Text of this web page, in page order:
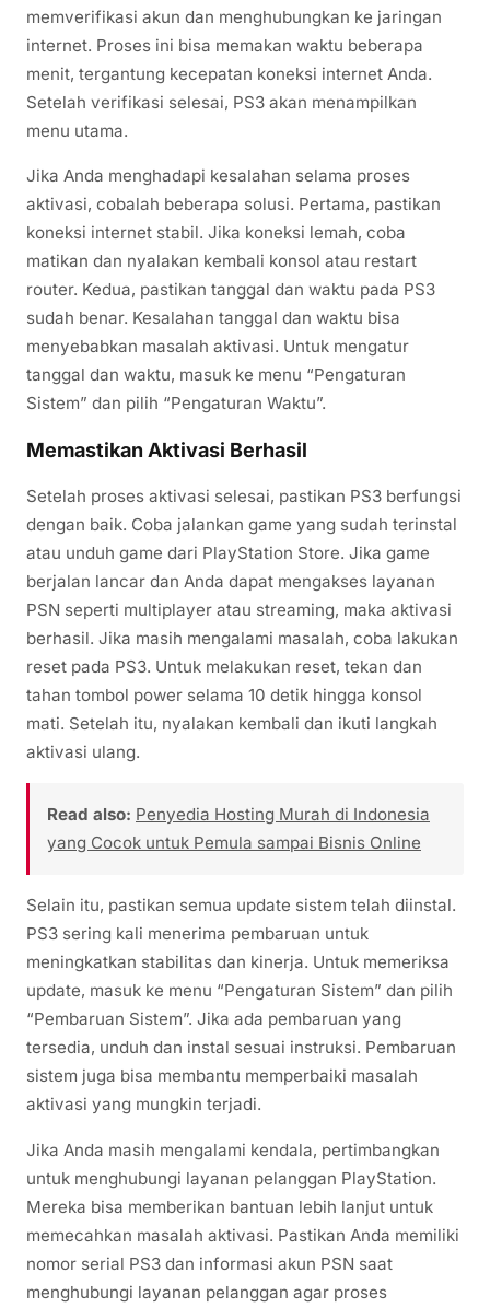
memverifikasi akun dan menghubungkan ke jaringan
internet. Proses ini bisa memakan waktu beberapa
menit, tergantung kecepatan koneksi internet Anda.
Setelah verifikasi selesai, PS3 akan menampilkan
menu utama.
Jika Anda menghadapi kesalahan selama proses
aktivasi, cobalah beberapa solusi. Pertama, pastikan
koneksi internet stabil. Jika koneksi lemah, coba
matikan dan nyalakan kembali konsol atau restart
router. Kedua, pastikan tanggal dan waktu pada PS3
sudah benar. Kesalahan tanggal dan waktu bisa
menyebabkan masalah aktivasi. Untuk mengatur
tanggal dan waktu, masuk ke menu “Pengaturan
Sistem” dan pilih “Pengaturan Waktu”.
Memastikan Aktivasi Berhasil
Setelah proses aktivasi selesai, pastikan PS3 berfungsi
dengan baik. Coba jalankan game yang sudah terinstal
atau unduh game dari PlayStation Store. Jika game
berjalan lancar dan Anda dapat mengakses layanan
PSN seperti multiplayer atau streaming, maka aktivasi
berhasil. Jika masih mengalami masalah, coba lakukan
reset pada PS3. Untuk melakukan reset, tekan dan
tahan tombol power selama 10 detik hingga konsol
mati. Setelah itu, nyalakan kembali dan ikuti langkah
aktivasi ulang.
Read also: Penyedia Hosting Murah di Indonesia
yang Cocok untuk Pemula sampai Bisnis Online
Selain itu, pastikan semua update sistem telah diinstal.
PS3 sering kali menerima pembaruan untuk
meningkatkan stabilitas dan kinerja. Untuk memeriksa
update, masuk ke menu “Pengaturan Sistem” dan pilih
“Pembaruan Sistem”. Jika ada pembaruan yang
tersedia, unduh dan instal sesuai instruksi. Pembaruan
sistem juga bisa membantu memperbaiki masalah
aktivasi yang mungkin terjadi.
Jika Anda masih mengalami kendala, pertimbangkan
untuk menghubungi layanan pelanggan PlayStation.
Mereka bisa memberikan bantuan lebih lanjut untuk
memecahkan masalah aktivasi. Pastikan Anda memiliki
nomor serial PS3 dan informasi akun PSN saat
menghubungi layanan pelanggan agar proses